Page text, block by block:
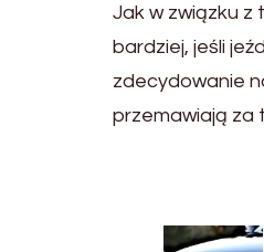
Jak w związku z
bardziej, jeśli
zdecydowanie
przemawiają za